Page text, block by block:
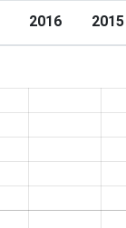
2015
2016